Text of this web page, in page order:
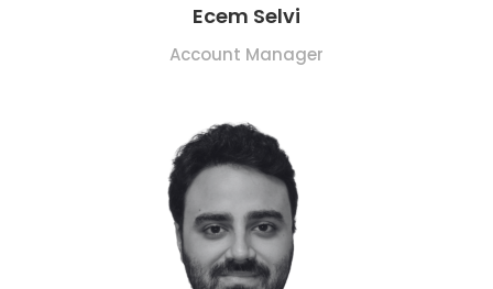
Ecem Selvi
Account Manager